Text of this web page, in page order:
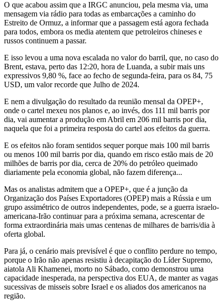
O que acabou assim que a IRGC anunciou, pela mesma via, uma
mensagem via rádio para todas as embarcações a caminho do
Estreito de Ormuz, a informar que a passagem está agora fechada
para todos, embora os media atentem que petroleiros chineses e
russos continuem a passar.
E isso levou a uma nova escalada no valor do barril, que, no caso do
Brent, estava, perto das 12:20, hora de Luanda, a subir mais uns
expressivos 9,80 %, face ao fecho de segunda-feira, para os 84, 75
USD, um valor recorde que Julho de 2024.
E nem a divulgação do resultado da reunião mensal da OPEP+,
onde o cartel mexeu nos planos e, ao invés, dos 111 mil barris por
dia, vai aumentar a produção em Abril em 206 mil barris por dia,
naquela que foi a primeira resposta do cartel aos efeitos da guerra.
E os efeitos não foram sentidos sequer porque mais 100 mil barris
ou menos 100 mil barris por dia, quando em risco estão mais de 20
milhões de barris por dia, cerca de 20% do petróleo queimado
diariamente pela economia global, não fazem diferença...
Mas os analistas admitem que a OPEP+, que é a junção da
Organização dos Países Exportadores (OPEP) mais a Rússia e um
grupo assimétrico de outros independentes, pode, se a guerra israelo-
americana-Irão continuar para a próxima semana, acrescentar de
forma extraordinária mais umas centenas de milhares de barris/dia à
oferta global.
Para já, o cenário mais previsível é que o conflito perdure no tempo,
porque o Irão não apenas resistiu à decapitação do Líder Supremo,
aiatola Ali Khamenei, morto no Sábado, como demonstrou uma
capacidade inesperada, na perspectiva dos EUA, de manter as vagas
sucessivas de misseis sobre Israel e os aliados dos americanos na
região.